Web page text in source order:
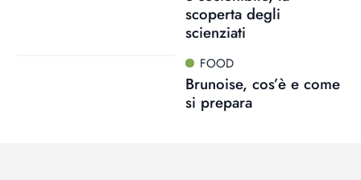
scoperta degli
scienziati
FOOD
Brunoise, cos’è e come
si prepara